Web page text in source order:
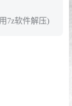
7z软件解压)